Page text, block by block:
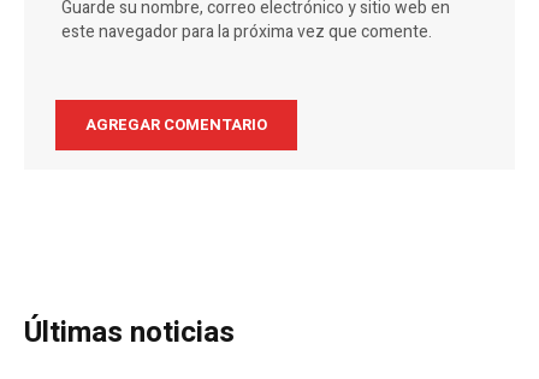
Guarde su nombre, correo electrónico y sitio web en
este navegador para la próxima vez que comente.
Últimas noticias